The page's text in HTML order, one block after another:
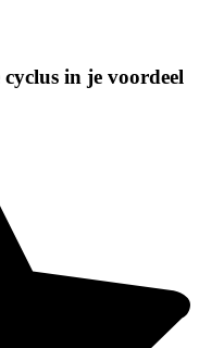
in je voordeel